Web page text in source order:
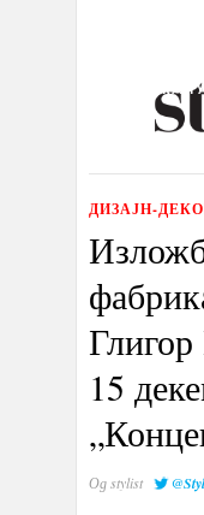
ДИЗАЈН-
15
Одstylist